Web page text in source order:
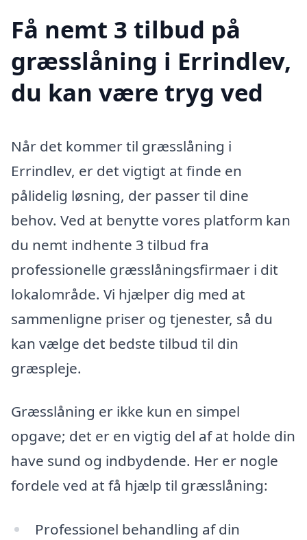
Få nemt 3 tilbud på
græsslåning i Errindlev,
du kan være tryg ved
Når det kommer til græsslåning i
Errindlev, er det vigtigt at finde en
pålidelig løsning, der passer til dine
behov. Ved at benytte vores platform kan
du nemt indhente 3 tilbud fra
professionelle græsslåningsfirmaer i dit
lokalområde. Vi hjælper dig med at
sammenligne priser og tjenester, så du
kan vælge det bedste tilbud til din
græspleje.
Græsslåning er ikke kun en simpel
opgave; det er en vigtig del af at holde din
have sund og indbydende. Her er nogle
fordele ved at få hjælp til græsslåning:
Professionel behandling af din